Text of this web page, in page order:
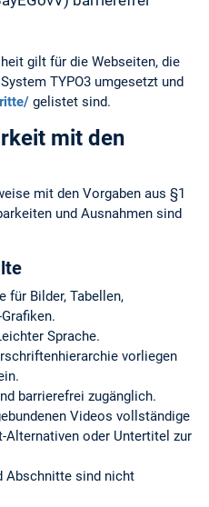
gilt für die Webseiten, die
TYPO3 umgesetzt und
gelistet sind.
mit den
mit den Vorgaben aus §1
und Ausnahmen sind
für Bilder, Tabellen,
Sprache.
vorliegen
barrierefrei zugänglich.
Videos vollständige
oder Untertitel zur
Abschnitte sind nicht